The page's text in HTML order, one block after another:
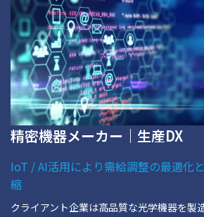
精密機器メーカー｜生産DX
IoT / AI活用により需給調整の最適化
縮
クライアント企業は高品質な光学機器を製